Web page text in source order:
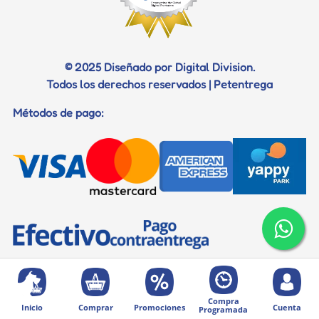
Inicio Comprar Promociones
Compra
Programada
Cuenta
Documentos para viaje
© 2025 Diseñado por Digital Division.
Todos los derechos reservados | Petentrega
Métodos de pago: